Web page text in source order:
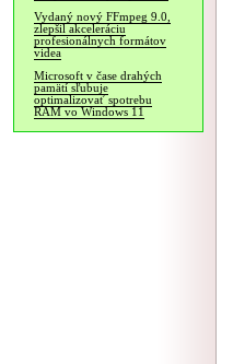
Vydaný nový FFmpeg 9.0,
zlepšil akceleráciu
profesionálnych formátov
videa
Microsoft v čase drahých
pamätí sľubuje
optimalizovať spotrebu
RAM vo Windows 11